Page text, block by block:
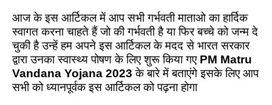
आज के इस आर्टिकल में आप सभी गर्भवती माताओ का हार्दिक
स्वागत करना चाहते हैं जो की गर्भवती है या फिर बच्चे को जन्म दे
चुकी है उन्हें हम अपने इस आर्टिकल के मदद से भारत सरकार
द्वारा उनका स्वास्थ्य पोषण के लिए शुरू किया गए PM Matru
Vandana Yojana 2023के बारे में बताएंगे इसके लिए आप
सभी को ध्यानपूर्वक इस आर्टिकल को पढ़ना होगा